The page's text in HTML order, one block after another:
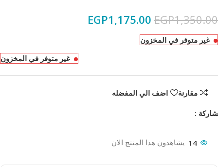
EGP1,350.00
EGP1,175.00
غير متوفر في المخزون
غير متوفر في المخزون
مقارنة اضف الي المفضله
:
14 يشاهدون هذا المنتج الان